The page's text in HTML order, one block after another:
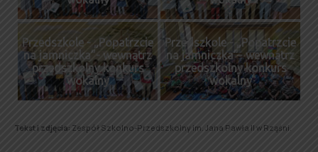
Przedszkole - „Popatrzcie
na jamniczka”- wewnątrz
przedszkolny konkurs
wokalny
Przedszkole - „Popatrzcie
na jamniczka”- wewnątrz
przedszkolny konkurs
wokalny
Tekst i zdjęcia: Zespół Szkolno-Przedszkolny im. Jana Pawła II w Rząśni.